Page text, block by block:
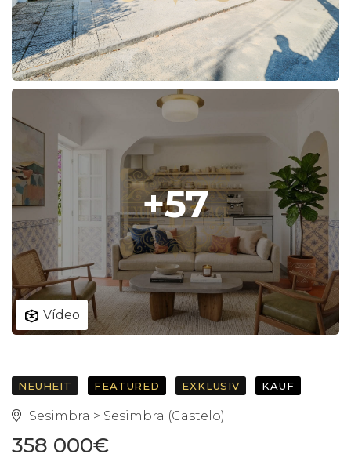
Vídeo
+57
NEUHEIT FEATURED EXKLUSIV KAUF
Sesimbra > Sesimbra (Castelo)
358 000€